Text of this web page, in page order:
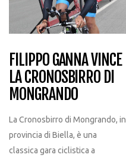
FILIPPO GANNA VINCE
LA CRONOSBIRRO DI
MONGRANDO
La Cronosbirro di Mongrando, in
provincia di Biella, è una
classica gara ciclistica a